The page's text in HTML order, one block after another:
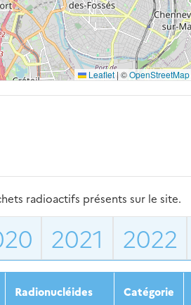
Leaflet|©OpenStreetMap
radioactifs présents sur le site.
2021 2022
Radionucléides Catégorie